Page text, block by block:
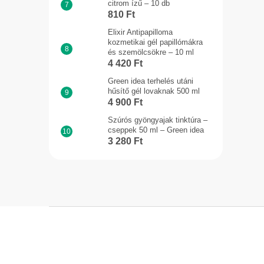
citrom ízű – 10 db
810 Ft
Elixir Antipapilloma
kozmetikai gél papillómákra
és szemölcsökre – 10 ml
4 420 Ft
Green idea terhelés utáni
hűsítő gél lovaknak 500 ml
4 900 Ft
Szúrós gyöngyajak tinktúra –
cseppek 50 ml – Green idea
3 280 Ft